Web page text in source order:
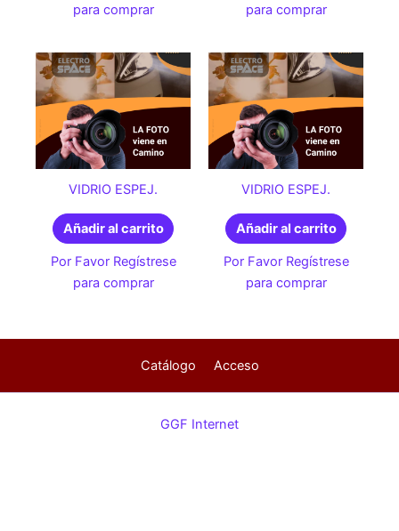
para comprar
para comprar
VIDRIO ESPEJ.
Añadir al carrito
Por Favor Regístrese
para comprar
VIDRIO ESPEJ.
Añadir al carrito
Por Favor Regístrese
para comprar
Catálogo Acceso
GGF Internet